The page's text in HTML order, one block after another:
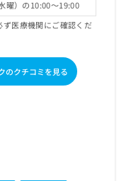
曜）の10:00～19:00
医療機関にご確認くだ
のクチコミを見る